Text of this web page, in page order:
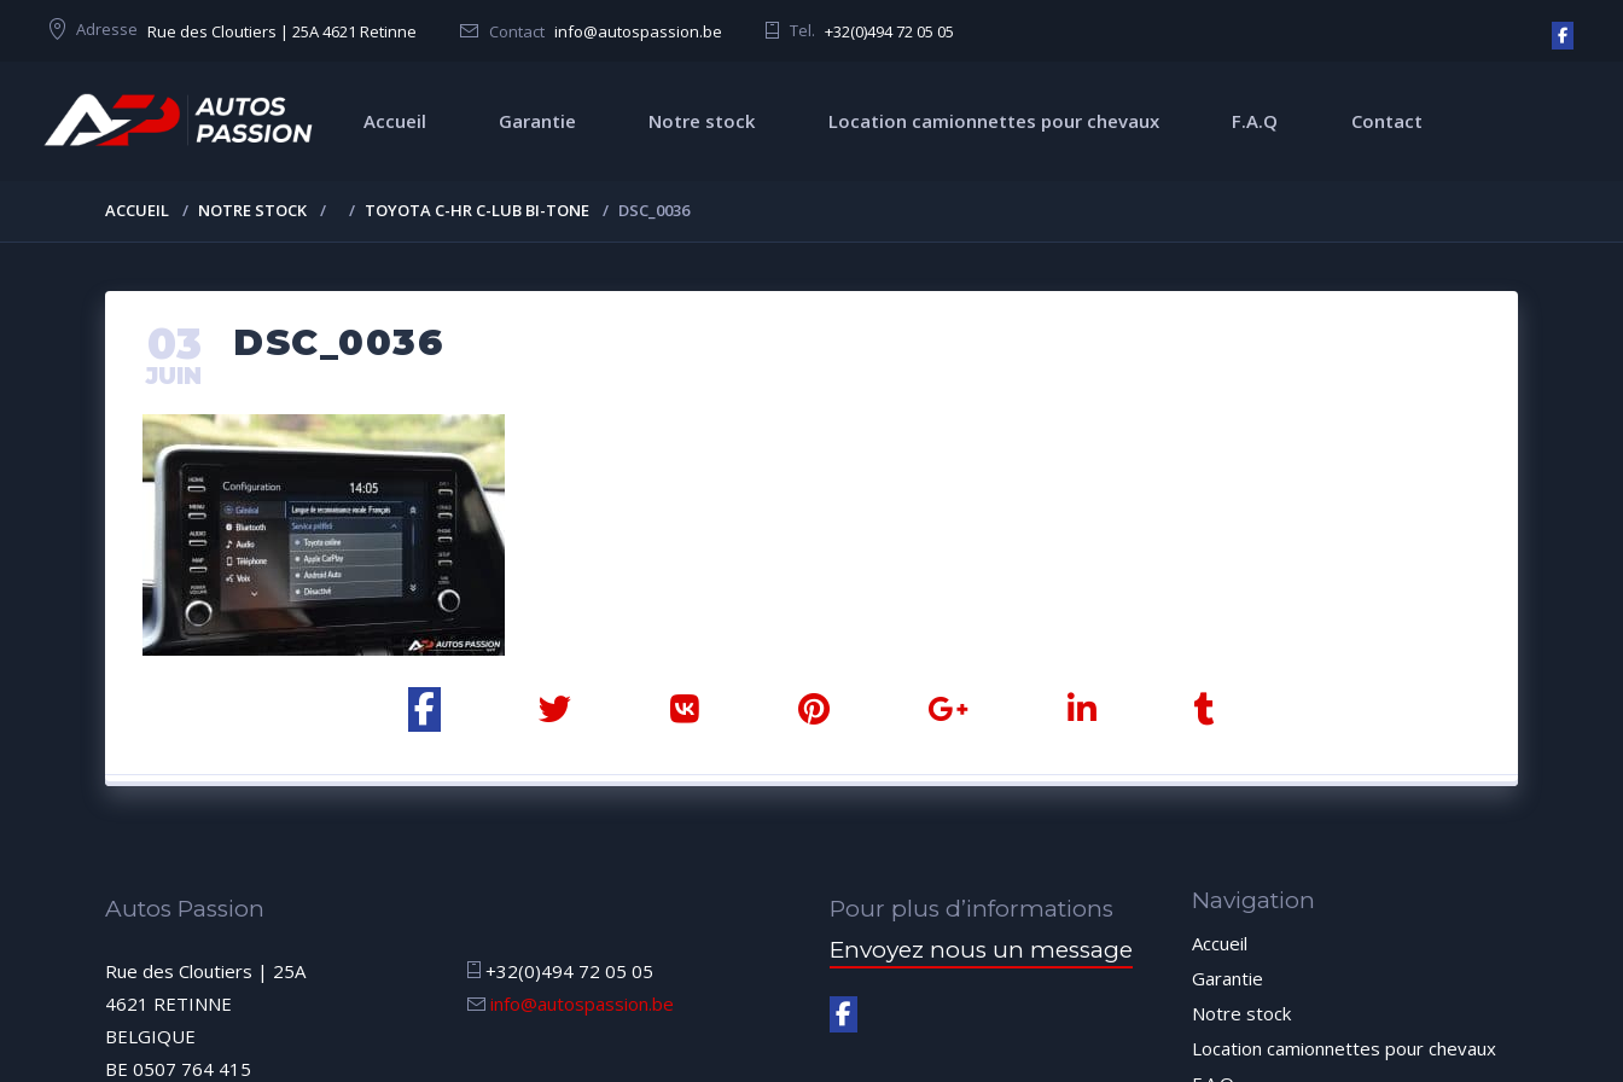
Adresse Rue des Cloutiers | 25A 4621 Retinne Contact info@autospassion.be Tel. +32(0)494 72 05 05
Accueil Garantie Notre stock Location camionnettes pour chevaux F.A.Q Contact
ACCUEIL NOTRE STOCK TOYOTA C-HR C-LUB BI-TONE DSC_0036
DSC_0036
03
JUIN
Autos Passion
Rue des Cloutiers | 25A
4621 RETINNE
BELGIQUE
BE 0507 764 415
+32(0)494 72 05 05
info@autospassion.be
Pour plus d’informations
Envoyez nous un message
Navigation
Accueil
Garantie
Notre stock
Location camionnettes pour chevaux